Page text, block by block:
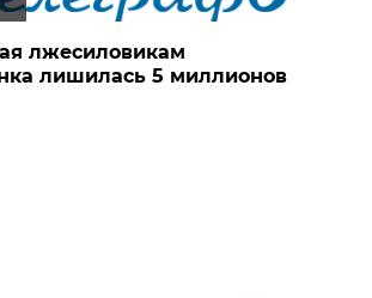
лжесиловикам
лишилась 5 миллионов